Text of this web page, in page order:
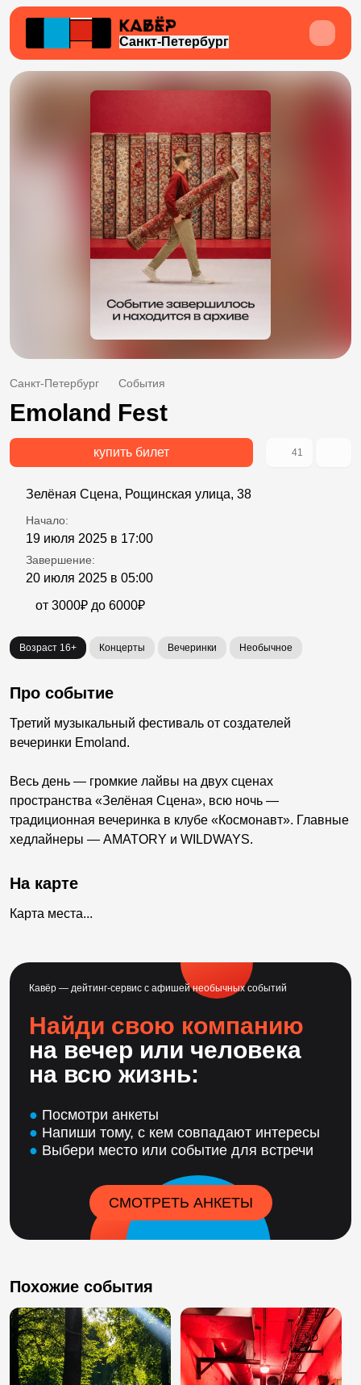
Санкт-Петербург
Санкт-Петербург События
Emoland Fest
купить билет 41
Зелёная Сцена, Рощинская улица, 38
Начало:
19 июля 2025 в 17:00
Завершение:
20 июля 2025 в 05:00
от 3000₽ до 6000₽
Возраст 16+ Концерты Вечеринки Необычное
Про событие
Третий музыкальный фестиваль от создателей
вечеринки Emoland.
Весь день — громкие лайвы на двух сценах
пространства «Зелёная Сцена», всю ночь —
традиционная вечеринка в клубе «Космонавт». Главные
хедлайнеры — ­AMATORY и WILDWAYS.
На карте
Карта места...
Кавёр — дейтинг-сервис с афишей необычных событий
Найди свою компанию
на вечер или человека
на всю жизнь:
● Посмотри анкеты
● Напиши тому, с кем совпадают интересы
● Выбери место или событие для встречи
СМОТРЕТЬ АНКЕТЫ
Похожие события